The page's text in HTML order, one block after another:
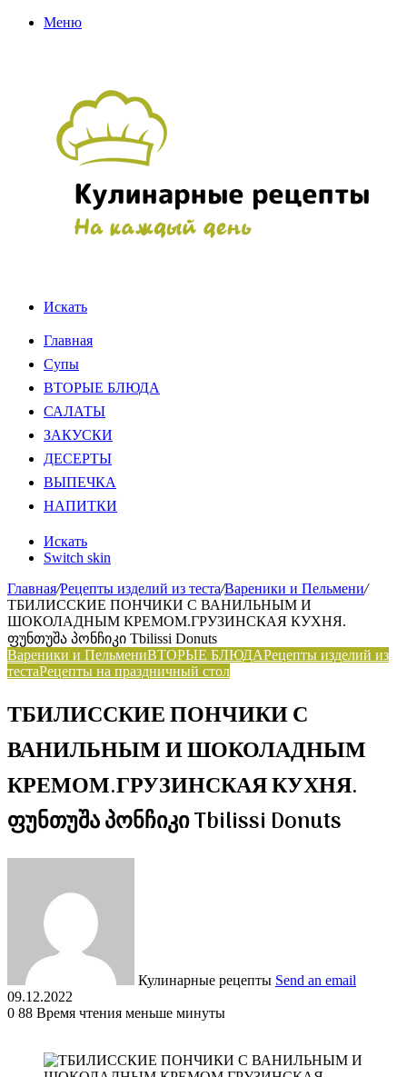
Меню
Искать
Главная
Супы
ВТОРЫЕ БЛЮДА
САЛАТЫ
ЗАКУСКИ
ДЕСЕРТЫ
ВЫПЕЧКА
НАПИТКИ
Искать
Switch skin
Главная/Рецепты изделий из теста/Вареники и Пельмени/
ТБИЛИССКИЕ ПОНЧИКИ С ВАНИЛЬНЫМ И
ШОКОЛАДНЫМ КРЕМОМ.ГРУЗИНСКАЯ КУХНЯ.
ფუნთუშა პონჩიკი Tbilissi Donuts
Вареники и ПельмениВТОРЫЕ БЛЮДАРецепты изделий из
тестаРецепты на праздничный стол
ТБИЛИССКИЕ ПОНЧИКИ С
ВАНИЛЬНЫМ И ШОКОЛАДНЫМ
КРЕМОМ.ГРУЗИНСКАЯ КУХНЯ.
ფუნთუშა პონჩიკი Tbilissi Donuts
Кулинарные рецепты Send an email
09.12.2022
0 88 Время чтения меньше минуты